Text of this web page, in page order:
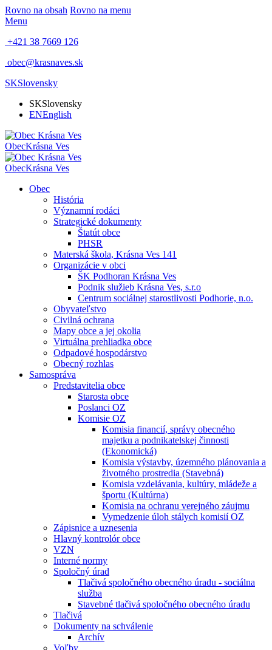
Rovno na obsah Rovno na menu
Menu
+421 38 7669 126
obec@krasnaves.sk
SKSlovensky
SKSlovensky
ENEnglish
ObecKrásna Ves
ObecKrásna Ves
Obec
História
Významní rodáci
Strategické dokumenty
Štatút obce
PHSR
Materská škola, Krásna Ves 141
Organizácie v obci
ŠK Podhoran Krásna Ves
Podnik služieb Krásna Ves, s.r.o
Centrum sociálnej starostlivosti Podhorie, n.o.
Obyvateľstvo
Civilná ochrana
Mapy obce a jej okolia
Virtuálna prehliadka obce
Odpadové hospodárstvo
Obecný rozhlas
Samospráva
Predstavitelia obce
Starosta obce
Poslanci OZ
Komisie OZ
Komisia financií, správy obecného
majetku a podnikatelskej činnosti
(Ekonomická)
Komisia výstavby, územného plánovania a
životného prostredia (Stavebná)
Komisia vzdelávania, kultúry, mládeže a
športu (Kultúrna)
Komisia na ochranu verejného záujmu
Vymedzenie úloh stálych komisií OZ
Zápisnice a uznesenia
Hlavný kontrolór obce
VZN
Interné normy
Spoločný úrad
Tlačivá spoločného obecného úradu - sociálna
služba
Stavebné tlačivá spoločného obecného úradu
Tlačivá
Dokumenty na schválenie
Archív
Voľby